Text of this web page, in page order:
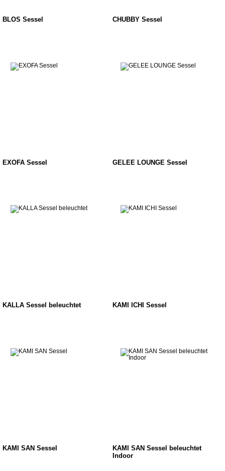
BLOS Sessel CHUBBY Sessel
EXOFA Sessel GELEE LOUNGE Sessel
KALLA Sessel beleuchtet KAMI ICHI Sessel
KAMI SAN Sessel
KAMI SAN Sessel beleuchtet
Indoor